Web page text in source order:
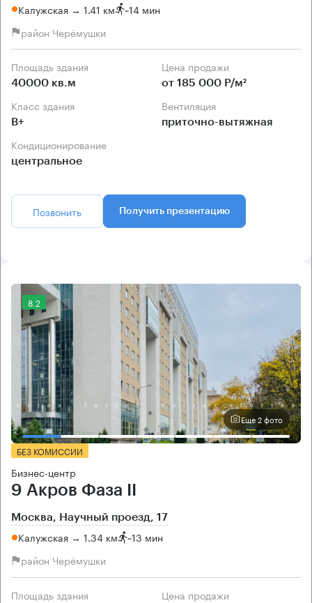
Калужская → 1.41 км ~14 мин
район Черёмушки
Площадь здания
40000 кв.м
Цена продажи
от 185 000 Р/м²
Класс здания
B+
Вентиляция
приточно-вытяжная
Кондиционирование
центральное
Позвонить Получить презентацию
8.2
Еще 2 фото
БЕЗ КОМИССИИ
Бизнес-центр
9 Акров Фаза II
Москва, Научный проезд, 17
Калужская → 1.34 км ~13 мин
район Черёмушки
Площадь здания Цена продажи